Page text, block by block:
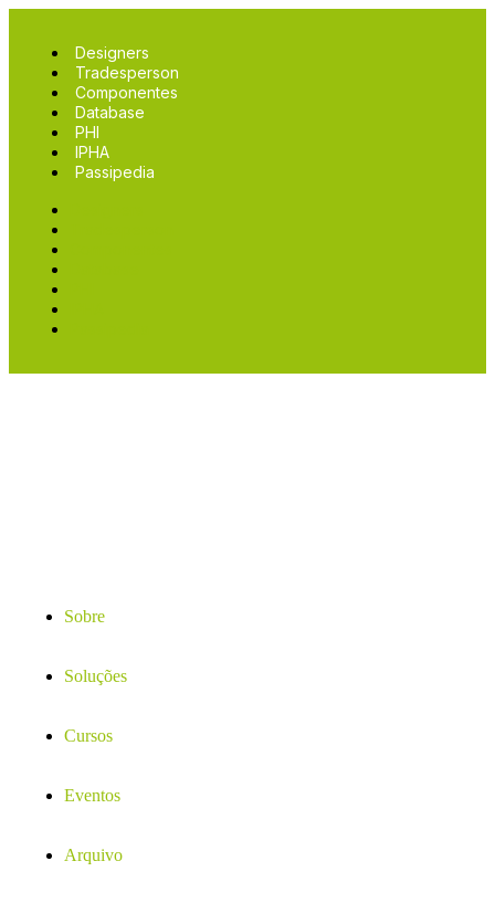
Designers
Tradesperson
Componentes
Database
PHI
IPHA
Passipedia
Sobre
Soluções
Cursos
Eventos
Arquivo